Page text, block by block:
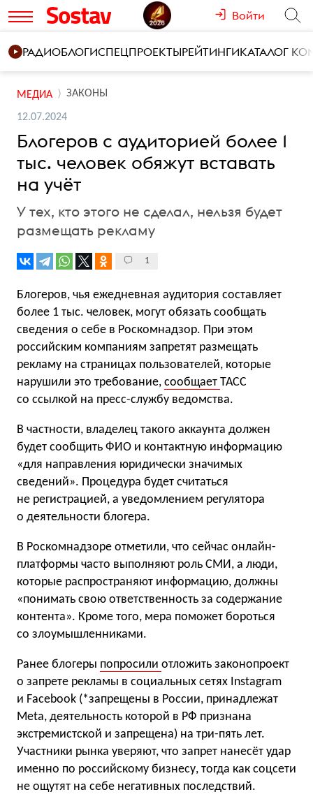
Войти
РАДИОБЛОГИСПЕЦПРОЕКТЫРЕЙТИНГИКАТАЛОГ
МЕДИА ЗАКОНЫ
12.07.2024
Блогеров с аудиторией более 1
тыс. человек обяжут вставать
на учёт
У тех, кто этого не сделал, нельзя будет
размещать рекламу
1
Блогеров, чья ежедневная аудитория составляет
более 1 тыс. человек, могут обязать сообщать
сведения о себе в Роскомнадзор. При этом
российским компаниям запретят размещать
рекламу на страницах пользователей, которые
нарушили это требование, сообщает ТАСС
со ссылкой на пресс-службу ведомства.
В частности, владелец такого аккаунта должен
будет сообщить ФИО и контактную информацию
«для направления юридически значимых
сведений». Процедура будет считаться
не регистрацией, а уведомлением регулятора
о деятельности блогера.
В Роскомнадзоре отметили, что сейчас онлайн-
платформы часто выполняют роль СМИ, а люди,
которые распространяют информацию, должны
«понимать свою ответственность за содержание
контента». Кроме того, мера поможет бороться
со злоумышленниками.
Ранее блогеры попросили отложить законопроект
о запрете рекламы в социальных сетях Instagram
и Facebook (*запрещены в России, принадлежат
Meta, деятельность которой в РФ признана
экстремистской и запрещена) на три-пять лет.
Участники рынка уверяют, что запрет нанесёт удар
именно по российскому бизнесу, тогда как соцсети
не ощутят на себе негативных последствий.